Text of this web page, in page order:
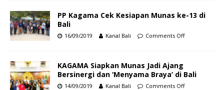
PP Kagama Cek Kesiapan Munas ke-13 di
Bali
16/09/2019 Kanal Bali Comments Off
KAGAMA Siapkan Munas Jadi Ajang
Bersinergi dan ‘Menyama Braya’ di Bali
14/09/2019 Kanal Bali Comments Off